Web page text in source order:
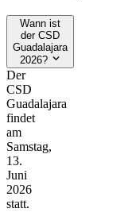
Wann ist
der CSD
Guadalajara
2026?
Der
CSD
Guadalajara
findet
am
Samstag,
13.
Juni
2026
statt.